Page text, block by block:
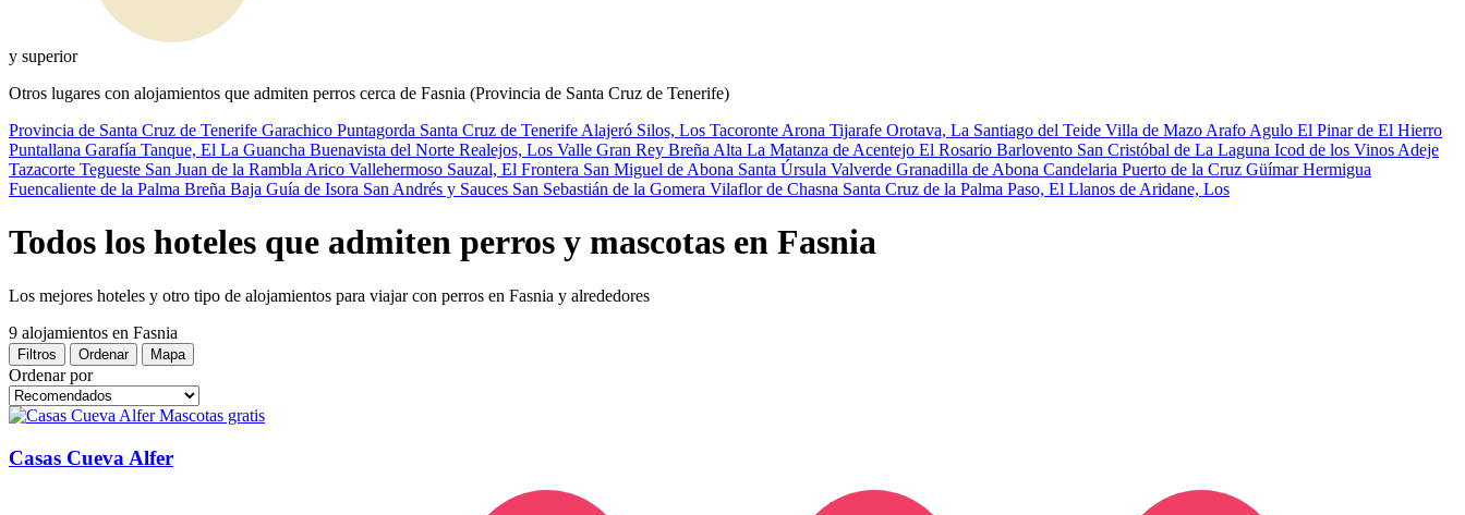
y superior
Otros lugares con alojamientos que admiten perros cerca de Fasnia (Provincia de Santa Cruz de Tenerife)
Provincia de Santa Cruz de Tenerife Garachico Puntagorda Santa Cruz de Tenerife Alajeró Silos, Los Tacoronte Arona Tijarafe Orotava, La Santiago del Teide Villa de Mazo Arafo Agulo El Pinar de El Hierro
Puntallana Garafía Tanque, El La Guancha Buenavista del Norte Realejos, Los Valle Gran Rey Breña Alta La Matanza de Acentejo El Rosario Barlovento San Cristóbal de La Laguna Icod de los Vinos Adeje
Tazacorte Tegueste San Juan de la Rambla Arico Vallehermoso Sauzal, El Frontera San Miguel de Abona Santa Úrsula Valverde Granadilla de Abona Candelaria Puerto de la Cruz GüímarHermigua
Fuencaliente de la Palma Breña Baja Guía de Isora San Andrés y Sauces San Sebastián de la Gomera Vilaflor de Chasna Santa Cruz de la Palma Paso, El Llanos de Aridane, Los
Todos los hoteles que admiten perros y mascotas en Fasnia
Los mejores hoteles y otro tipo de alojamientos para viajar con perros en Fasnia y alrededores
9 alojamientos en Fasnia
Filtros Ordenar Mapa
Ordenar por
Mascotas gratis
Casas Cueva Alfer